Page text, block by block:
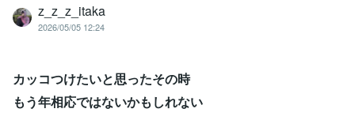
z_z_z_itaka
2026/05/05 12:24
カッコつけたいと思ったその時
もう年相応ではないかもしれない